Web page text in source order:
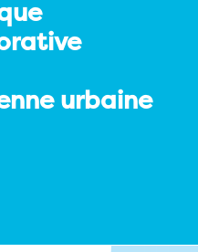
urbaine